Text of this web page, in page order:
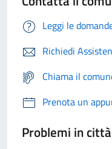
Leggi le
Richiedi
Chiama il
Prenota un
Problemi in città